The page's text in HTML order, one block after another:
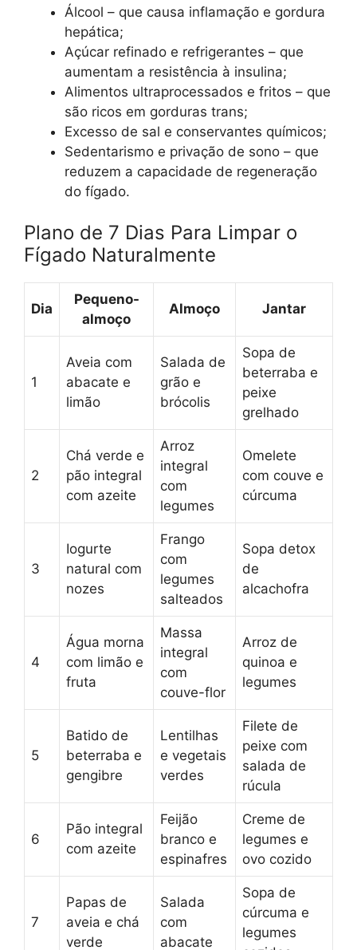
Álcool – que causa inflamação e gordura
hepática;
Açúcar refinado e refrigerantes – que
aumentam a resistência à insulina;
Alimentos ultraprocessados e fritos – que
são ricos em gorduras trans;
Excesso de sal e conservantes químicos;
Sedentarismo e privação de sono – que
reduzem a capacidade de regeneração
do fígado.
Plano de 7 Dias Para Limpar o
Fígado Naturalmente
Dia
Pequeno-
almoço
Almoço Jantar
1
Aveia com
abacate e
limão
Salada de
grão e
brócolis
Sopa de
beterraba e
peixe
grelhado
2
Chá verde e
pão integral
com azeite
Arroz
integral
com
legumes
Omelete
com couve e
cúrcuma
3
Iogurte
natural com
nozes
Frango
com
legumes
salteados
Sopa detox
de
alcachofra
4
Água morna
com limão e
fruta
Massa
integral
com
couve-flor
Arroz de
quinoa e
legumes
5
Batido de
beterraba e
gengibre
Lentilhas
e vegetais
verdes
Filete de
peixe com
salada de
rúcula
6
Pão integral
com azeite
Feijão
branco e
espinafres
Creme de
legumes e
ovo cozido
7
Papas de
aveia e chá
verde
Salada
com
abacate
Sopa de
cúrcuma e
legumes